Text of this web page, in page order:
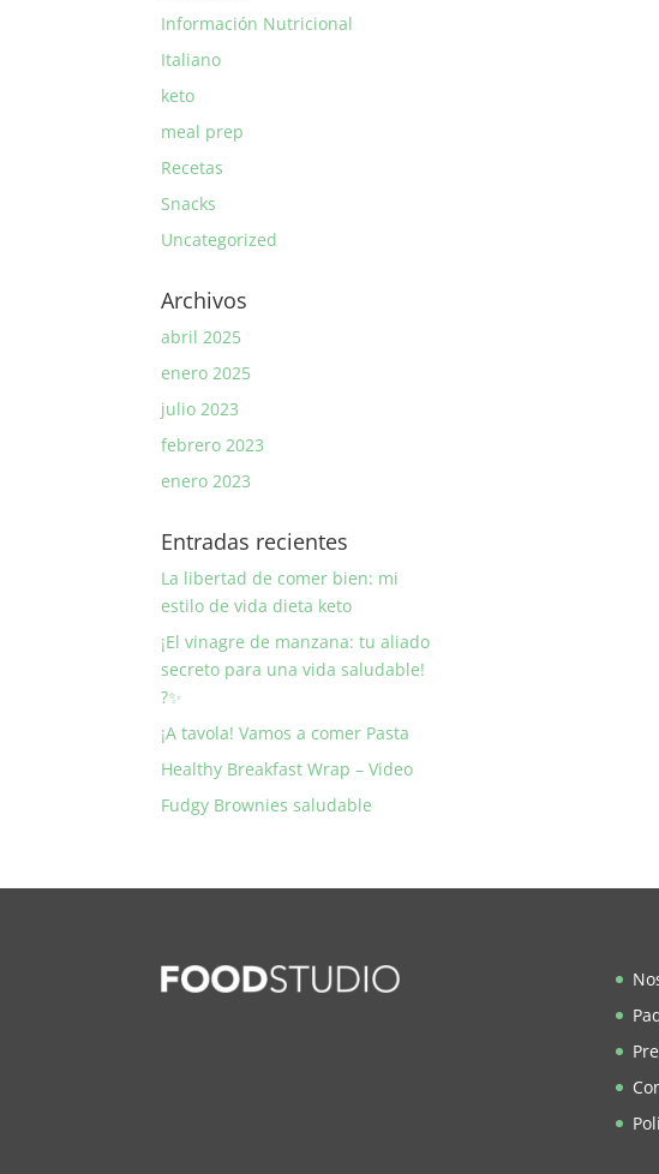
Información Nutricional
Italiano
keto
meal prep
Recetas
Snacks
Uncategorized
Archivos
abril 2025
enero 2025
julio 2023
febrero 2023
enero 2023
Entradas recientes
La libertad de comer bien: mi
estilo de vida dieta keto
¡El vinagre de manzana: tu aliado
secreto para una vida saludable!
?✨
¡A tavola! Vamos a comer Pasta
Healthy Breakfast Wrap – Video
Fudgy Brownies saludable